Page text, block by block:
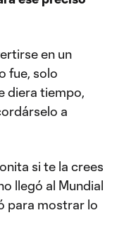
en un
fue, solo
diera tiempo,
a
si te la crees
llegó al Mundial
para mostrar lo